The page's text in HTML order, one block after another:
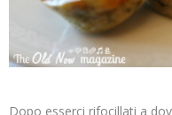
Dopo esserci rifocillati a